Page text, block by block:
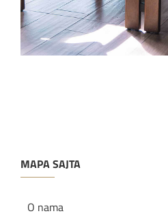
MAPA SAJTA
O nama